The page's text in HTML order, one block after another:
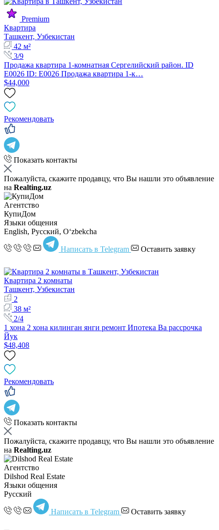
Premium
Квартира
Ташкент, Узбекистан
42 м²
3/9
Продажа квартира 1-комнатная Сергелийский район. ID
E0026 ID: E0026 Продажа квартира 1-к…
$44,000
Рекомендовать
Показать контакты
Пожалуйста, скажите продавцу, что Вы нашли это объявление
на Realting.uz
Агентство
КупиДом
Языки общения
English, Русский, Oʻzbekcha
Написать в Telegram Оставить заявку
Квартира 2 комнаты
Ташкент, Узбекистан
2
38 м²
2/4
1 хона 2 хона килинган янги ремонт Ипотека Ва рассрочка
Йук
$48,408
Рекомендовать
Показать контакты
Пожалуйста, скажите продавцу, что Вы нашли это объявление
на Realting.uz
Агентство
Dilshod Real Estate
Языки общения
Русский
Написать в Telegram Оставить заявку